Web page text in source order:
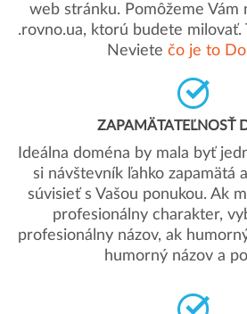
web stránku. Pomôžeme Vám
.rovno.ua, ktorú budete milovať.
Neviete čo je to
ZAPAMÄTATEĽNOSŤ
Ideálna doména by mala byť
si návštevník ľahko zapamätá
súvisieť s Vašou ponukou. Ak
profesionálny charakter,
profesionálny názov, ak
humorný názov a